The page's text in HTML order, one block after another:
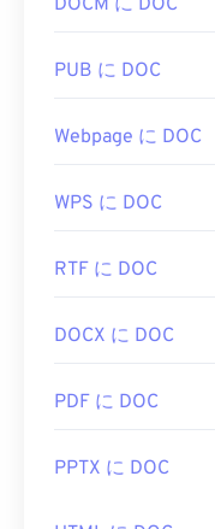
DOCM に DOC
PUB に DOC
Webpage に DOC
WPS に DOC
RTF に DOC
DOCX に DOC
PDF に DOC
PPTX に DOC